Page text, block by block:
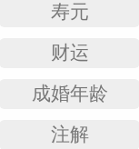
寿元
财运
成婚年龄
注解